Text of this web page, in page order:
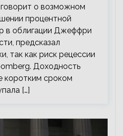
о возможном
процентной
в облигации Джеффри
предсказал
так как риск рецессии
Доходность
коротким сроком
[…]